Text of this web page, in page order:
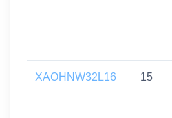
XAOHNW32L16 15